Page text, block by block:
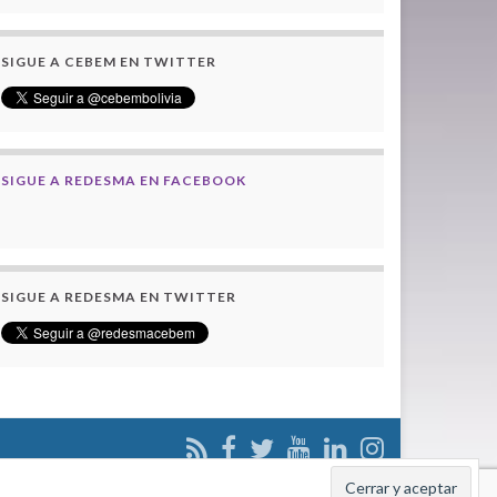
SIGUE A CEBEM EN TWITTER
SIGUE A REDESMA EN FACEBOOK
SIGUE A REDESMA EN TWITTER